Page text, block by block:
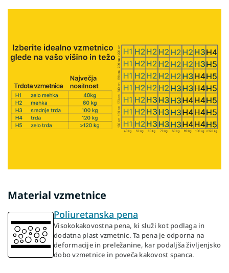
Material vzmetnice
Poliuretanska pena
Visokokakovostna pena, ki služi kot podlaga in
dodatna plast vzmetnic. Ta pena je odporna na
deformacije in preležanine, kar podaljša življenjsko
dobo vzmetnice in poveča kakovost spanca.